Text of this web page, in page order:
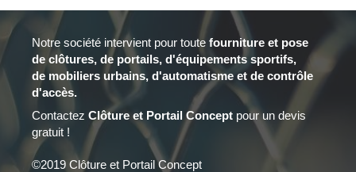
Notre société intervient pour toute fourniture et pose
de clôtures, de portails, d'équipements sportifs,
de mobiliers urbains, d'automatisme et de contrôle
d'accès.
Contactez Clôture et Portail Concept pour un devis
gratuit !
©2019 Clôture et Portail Concept